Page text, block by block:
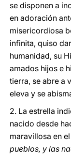
se disponen a
en adoración
misericordiosa
infinita, quiso
humanidad, su
amados hijos e
tierra, se abre a
eleva y se
2. La estrella
nacido desde
maravillosa en
pueblos, y las